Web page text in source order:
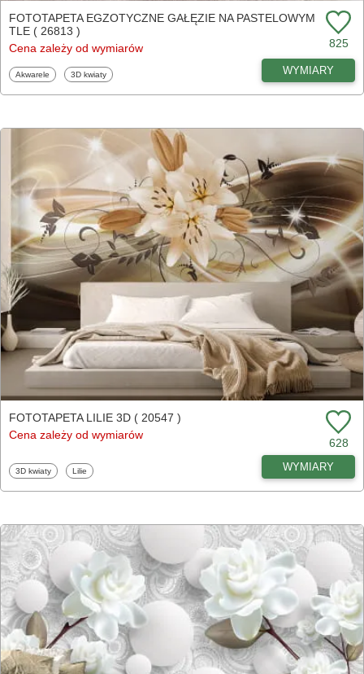
FOTOTAPETA EGZOTYCZNE GAŁĘZIE NA PASTELOWYM
TLE ( 26813 )
Cena zależy od wymiarów
825
Fototapety
Akwarele Fototapety
3D kwiaty WYMIARY
FOTOTAPETA LILIE 3D ( 20547 )
Cena zależy od wymiarów
628
Fototapety
3D kwiaty Fototapety
Lilie WYMIARY